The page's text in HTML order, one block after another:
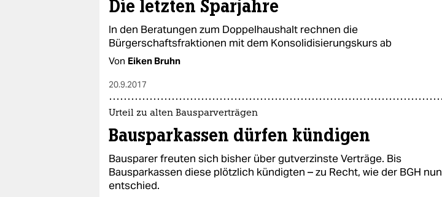
Die letzten Sparjahre
In den Beratungen zum Doppelhaushalt rechnen die
Bürgerschaftsfraktionen mit dem Konsolidisierungskurs ab
Von Eiken Bruhn
20.9.2017
Urteil zu alten Bausparverträgen
Bausparkassen dürfen kündigen
Bausparer freuten sich bisher über gutverzinste Verträge. Bis
Bausparkassen diese plötzlich kündigten – zu Recht, wie der BGH nun
entschied.